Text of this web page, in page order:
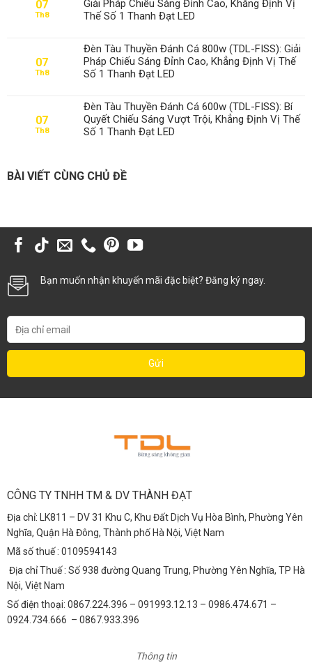
07
Th8
Giải Pháp Chiếu Sáng Đỉnh Cao, Khẳng Định Vị
Thế Số 1 Thanh Đạt LED
07
Th8
Đèn Tàu Thuyền Đánh Cá 800w (TDL-FISS): Giải
Pháp Chiếu Sáng Đỉnh Cao, Khẳng Định Vị Thế
Số 1 Thanh Đạt LED
07
Th8
Đèn Tàu Thuyền Đánh Cá 600w (TDL-FISS): Bí
Quyết Chiếu Sáng Vượt Trội, Khẳng Định Vị Thế
Số 1 Thanh Đạt LED
BÀI VIẾT CÙNG CHỦ ĐỀ
Bạn muốn nhận khuyến mãi đặc biệt? Đăng ký ngay.
CÔNG TY TNHH TM & DV THÀNH ĐẠT
Địa chỉ: LK811 – DV 31 Khu C, Khu Đất Dịch Vụ Hòa Bình, Phường Yên
Nghĩa, Quận Hà Đông, Thành phố Hà Nội, Việt Nam
Mã số thuế : 0109594143
Địa chỉ Thuế : Số 938 đường Quang Trung, Phường Yên Nghĩa, TP Hà
Nội, Việt Nam
Số điện thoại: 0867.224.396 – 091993.12.13 – 0986.474.671 –
0924.734.666 – 0867.933.396
Thông tin